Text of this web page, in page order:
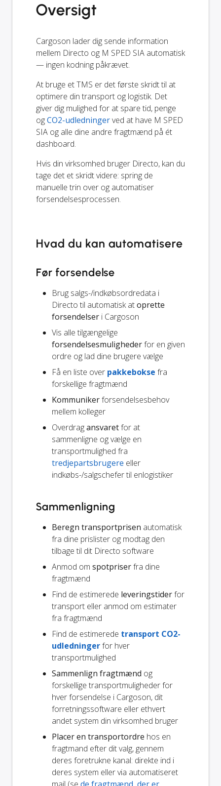
Oversigt
Cargoson lader dig sende information
mellem Directo og M SPED SIA automatisk
— ingen kodning påkrævet.
At bruge et TMS er det første skridt til at
optimere din transport og logistik. Det
giver dig mulighed for at spare tid, penge
ogCO2-udledningerved at have M SPED
SIA og alle dine andre fragtmænd på ét
dashboard.
Hvis din virksomhed bruger Directo, kan du
tage det et skridt videre: spring de
manuelle trin over og automatiser
forsendelsesprocessen.
Hvad du kan automatisere
Før forsendelse
Brug salgs-/indkøbsordredata i
Directo til automatisk atoprette
forsendelser i Cargoson
Vis alle tilgængelige
forsendelsesmulighederfor en given
ordre og lad dine brugere vælge
Få en liste over pakkebokse fra
forskellige fragtmænd
Kommunikerforsendelsesbehov
mellem kolleger
Overdragansvaretfor at
sammenligne og vælge en
transportmulighed fra
tredjepartsbrugere eller
indkøbs-/salgschefer til enlogistiker
Sammenligning
Beregn transportprisen automatisk
fra dine prislister og modtag den
tilbage til dit Directo software
Anmod om spotpriserfra dine
fragtmænd
Find de estimerede leveringstiderfor
transport eller anmod om estimater
fra fragtmænd
Find de estimerede transport CO2-
udledningerfor hver
transportmulighed
Sammenlign fragtmænd og
forskellige transportmuligheder for
hver forsendelse i Cargoson, dit
forretningssoftware eller ethvert
andet system din virksomhed bruger
Placer en transportordre hos en
fragtmand efter dit valg, gennem
deres foretrukne kanal: direkte ind i
deres system eller via automatiseret